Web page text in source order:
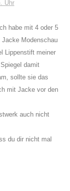
Uhr
habe mit 4 oder 5
Modenschau
Lippenstift meiner
damit
sollte sie das
mit Jacke vor den
auch nicht
du dir nicht mal